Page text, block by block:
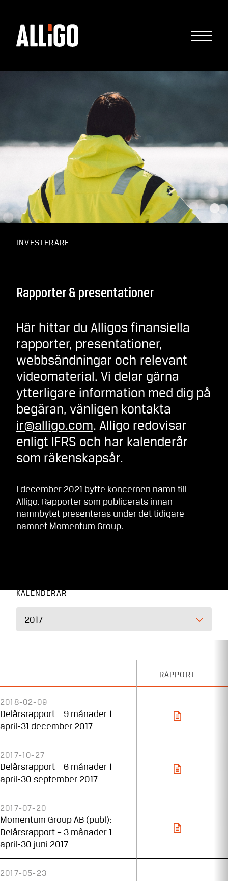
INVESTERARE
Rapporter & presentationer
Här hittar du Alligos finansiella
rapporter, presentationer,
webbsändningar och relevant
videomaterial. Vi delar gärna
ytterligare information med dig på
begäran, vänligen kontakta
ir@alligo.com. Alligo redovisar
enligt IFRS och har kalenderår
som räkenskapsår.
I december 2021 bytte koncernen namn till
Alligo. Rapporter som publicerats innan
namnbytet presenteras under det tidigare
namnet Momentum Group.
KALENDERÅR
2017
RAPPORT
2018-02-09
Delårsrapport – 9 månader 1
april-31 december 2017
2017-10-27
Delårsrapport – 6 månader 1
april-30 september 2017
2017-07-20
Momentum Group AB (publ):
Delårsrapport – 3 månader 1
april-30 juni 2017
2017-05-23